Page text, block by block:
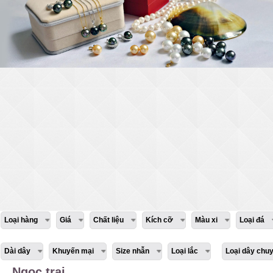
Loại hàng Giá Chất liệu Kích cỡ Màu xi Loại đá
Dài dây Khuyến mại Size nhẫn Loại lắc Loại dây